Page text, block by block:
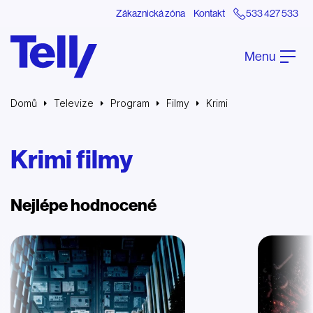
Zákaznická zóna Kontakt 533 427 533
Menu
Domů Televize Program Filmy Krimi
Krimi filmy
Nejlépe hodnocené